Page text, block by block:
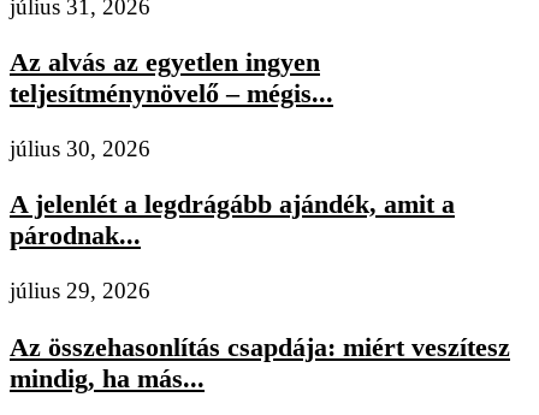
július 31, 2026
Az alvás az egyetlen ingyen
teljesítménynövelő – mégis...
július 30, 2026
A jelenlét a legdrágább ajándék, amit a
párodnak...
július 29, 2026
Az összehasonlítás csapdája: miért veszítesz
mindig, ha más...